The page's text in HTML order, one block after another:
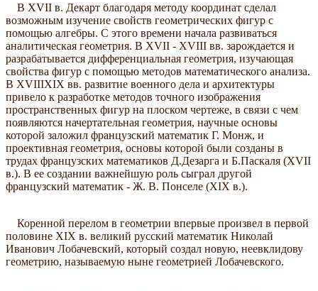
В XVII в. Декарт благодаря методу координат сделал
возможным изучение свойств геометрических фигур с
помощью алгебры. С этого времени начала развиваться
аналитическая геометрия. В XVII - XVIII вв. зарождается и
разрабатывается дифференциальная геометрия, изучающая
свойства фигур с помощью методов математического анализа.
В XVIIIXIX вв. развитие военного дела и архитектуры
привело к разработке методов точного изображения
пространственных фигур на плоском чертеже, в связи с чем
появляются начертательная геометрия, научные основы
которой заложил французский математик Г. Монж, и
проективная геометрия, основы которой были созданы в
трудах французских математиков Д.Дезарга и Б.Паскаля (XVII
в.). В ее создании важнейшую роль сыграл другой
французский математик - Ж. В. Понселе (XIX в.).
Коренной перелом в геометрии впервые произвел в первой
половине ХIХ в. великий русский математик Николай
Иванович Лобачевский, который создал новую, неевклидову
геометрию, называемую ныне геометрией Лобачевского.